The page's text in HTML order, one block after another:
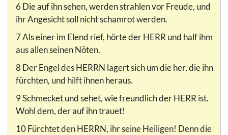
6 Die auf ihn sehen, werden strahlen vor Freude, und
ihr Angesicht soll nicht schamrot werden.
7 Als einer im Elend rief, hörte der HERR und half ihm
aus allen seinen Nöten.
8 Der Engel des HERRN lagert sich um die her, die ihn
fürchten, und hilft ihnen heraus.
9 Schmecket und sehet, wie freundlich der HERR ist.
Wohl dem, der auf ihn trauet!
10 Fürchtet den HERRN, ihr seine Heiligen! Denn die